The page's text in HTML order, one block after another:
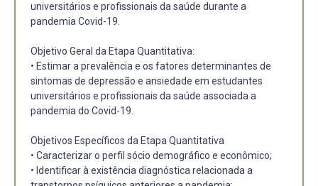
universitários e profissionais da saúde durante a
pandemia Covid-19.
Objetivo Geral da Etapa Quantitativa:
• Estimar a prevalência e os fatores determinantes de
sintomas de depressão e ansiedade em estudantes
universitários e profissionais da saúde associada a
pandemia do Covid-19.
Objetivos Específicos da Etapa Quantitativa
• Caracterizar o perfil sócio demográfico e econômico;
• Identificar à existência diagnóstica relacionada a